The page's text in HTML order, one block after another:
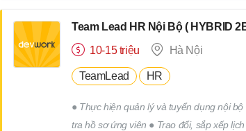
Team Lead HR Nội Bộ ( HYBRID
10-15 triệu
Hà Nội
TeamLead HR
● Thực hiện quản lý và tuyển dụng nội bộ theo kế hoạch
tra hồ sơ ứng viên ● Trao đổi, sắp xếp